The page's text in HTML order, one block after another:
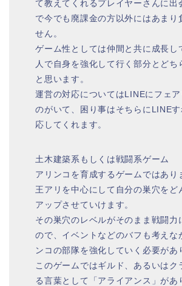
て教えてくれるプレイヤーさんに出
で今でも廃課金の方以外にはあまり
せん。
ゲーム性としては仲間と共に成長し
人で自身を強化して行く部分とどち
と思います。
運営の対応についてはLINEにフェア
のがいて、困り事はそちらにLINE
応してくれます。
土木建築系もしくは戦闘系ゲーム
アリンコを育成するゲームではあり
王アリを中心にして自分の巣穴をど
アップさせていけます。
その巣穴のレベルがそのまま戦闘力
ので、イベントなどのバフも考えな
ンコの部隊を強化していく必要があ
このゲームではギルド、あるいはク
る言葉として「アライアンス」があ